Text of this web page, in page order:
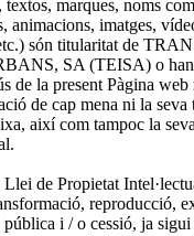
textos, marques, noms
animacions, imatges,
són titularitat de
SA (TEISA) o han
de la present Pàgina
de cap mena ni la seva
així com tampoc la
de Propietat
reproducció,
i / o cessió, ja